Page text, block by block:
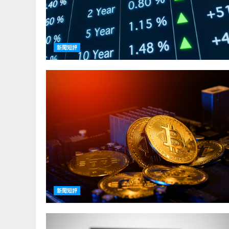
新聞短評
新聞短評